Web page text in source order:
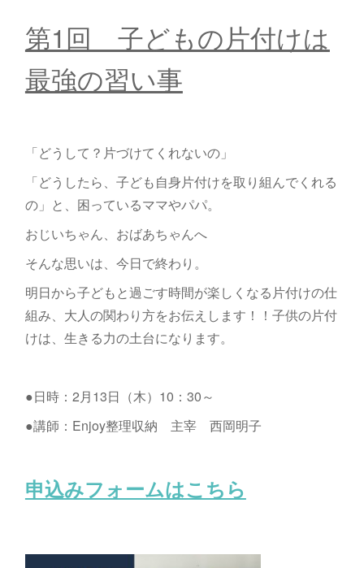
第1回 子どもの片付けは
最強の習い事
「どうして？片づけてくれないの」
「どうしたら、子ども自身片付けを取り組んでくれる
の」と、困っているママやパパ。
おじいちゃん、おばあちゃんへ
そんな思いは、今日で終わり。
明日から子どもと過ごす時間が楽しくなる片付けの仕
組み、大人の関わり方をお伝えします！！子供の片付
けは、生きる力の土台になります。
●日時：2月13日（木）10：30～
●講師：Enjoy整理収納 主宰 西岡明子
申込みフォームはこちら